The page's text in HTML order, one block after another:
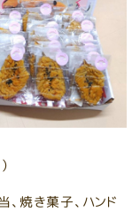
焼き菓子、ハンド